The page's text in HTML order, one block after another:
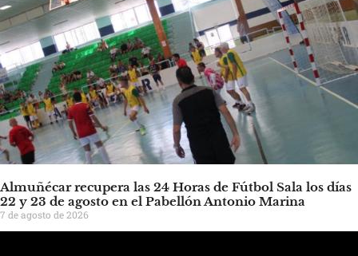
Almuñécar recupera las 24 Horas de Fútbol Sala los días
22 y 23 de agosto en el Pabellón Antonio Marina
7 de agosto de 2026